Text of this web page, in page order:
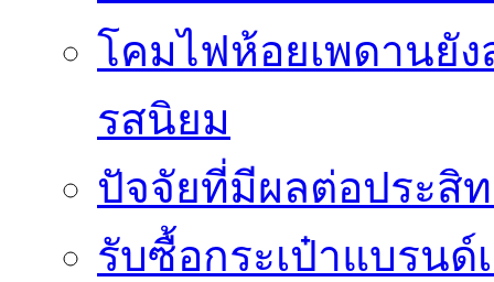
โคมไฟห้อยเพดานยั
รสนิยม
ปัจจัยที่มีผลต่อประสิ
รับซื้อกระเป๋าแบรนด์